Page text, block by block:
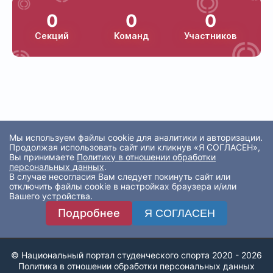
0
Секций
0
Команд
0
Участников
Мы используем файлы cookie для аналитики и авторизации.
Продолжая использовать сайт или кликнув «Я СОГЛАСЕН»,
Вы принимаете Политику в отношении обработки
персональных данных.
В случае несогласия Вам следует покинуть сайт или
отключить файлы cookie в настройках браузера и/или
Вашего устройства.
Подробнее Я СОГЛАСЕН
Политика в отношении обработки персональных данных
© Национальный портал студенческого спорта 2020 - 2026